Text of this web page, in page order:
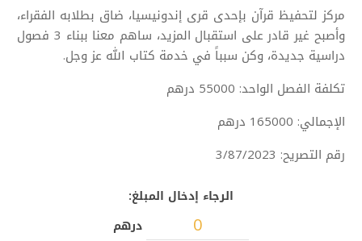
مركز لتحفيظ قرآن بإحدى قرى إندونيسيا، ضاق بطلابه الفقراء،
وأصبح غير قادر على استقبال المزيد، ساهم معنا ببناء 3 فصول
دراسية جديدة، وكن سبباً في خدمة كتاب الله عز وجل.
تكلفة الفصل الواحد: 55000 درهم
الإجمالي: 165000 درهم
رقم التصريح: 3/87/2023
الرجاء إدخال المبلغ:
درهم